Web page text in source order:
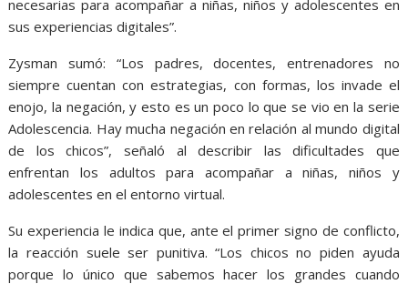
necesarias para acompañar a niñas, niños y adolescentes en
sus experiencias digitales”.
Zysman sumó: “Los padres, docentes, entrenadores no
siempre cuentan con estrategias, con formas, los invade el
enojo, la negación, y esto es un poco lo que se vio en la serie
Adolescencia. Hay mucha negación en relación al mundo digital
de los chicos”, señaló al describir las dificultades que
enfrentan los adultos para acompañar a niñas, niños y
adolescentes en el entorno virtual.
Su experiencia le indica que, ante el primer signo de conflicto,
la reacción suele ser punitiva. “Los chicos no piden ayuda
porque lo único que sabemos hacer los grandes cuando